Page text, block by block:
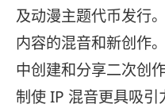
及动漫主题代币发行
内容的混音和新创作
中创建和分享二次创
制使 IP 混音更具吸